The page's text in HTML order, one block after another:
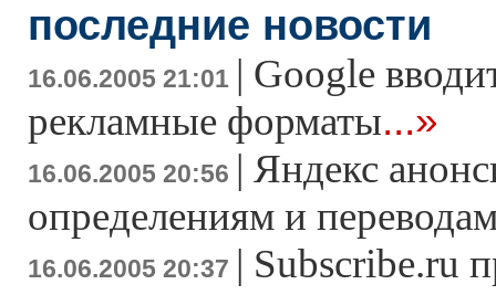
последние новости
16.06.2005 21:01 | Google
рекламные форматы...»
16.06.2005 20:56 | Яндекс
определениям и
16.06.2005 20:37 | Subscribe.ru